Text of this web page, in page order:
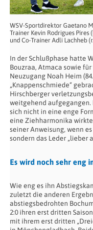
WSV-Sportdirektor Gaetano
Trainer Kevin Rodrigues
und Co-Trainer Adli Lachheb
In der Schlußphase hatte
Bouzraa, Atmaca sowie
Neuzugang Noah Heim
„Knappenschmiede“
Hirschberger
weitgehend aufgegangen.
sich nicht in eine enge
eine Ziehharmonika
seiner Anweisung, wenn
sondern das Leder „lieber
Es wird noch sehr eng
Wie eng es ihn
zuletzt die anderen
abstiegsbedrohten
2:0 ihren erst dritten
mit ihrem erst dritten